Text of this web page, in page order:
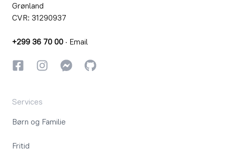
Grønland
CVR: 31290937
+299 36 70 00 · Email
FacebookInstagramInstagram
GitHub
Services
Børn og Familie
Fritid